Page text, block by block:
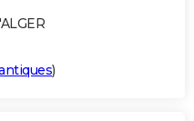
)